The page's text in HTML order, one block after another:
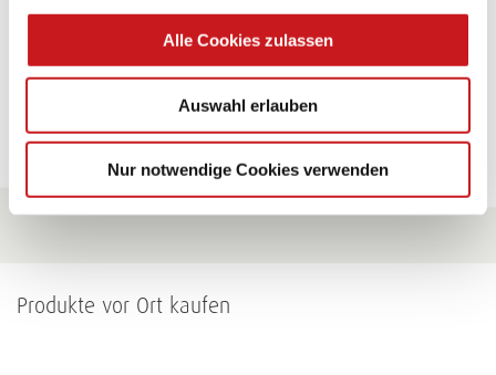
Alle Cookies zulassen
Auswahl erlauben
Nur notwendige Cookies verwenden
Zum Tipp
Zu allen Tipps
Produkte vor Ort kaufen